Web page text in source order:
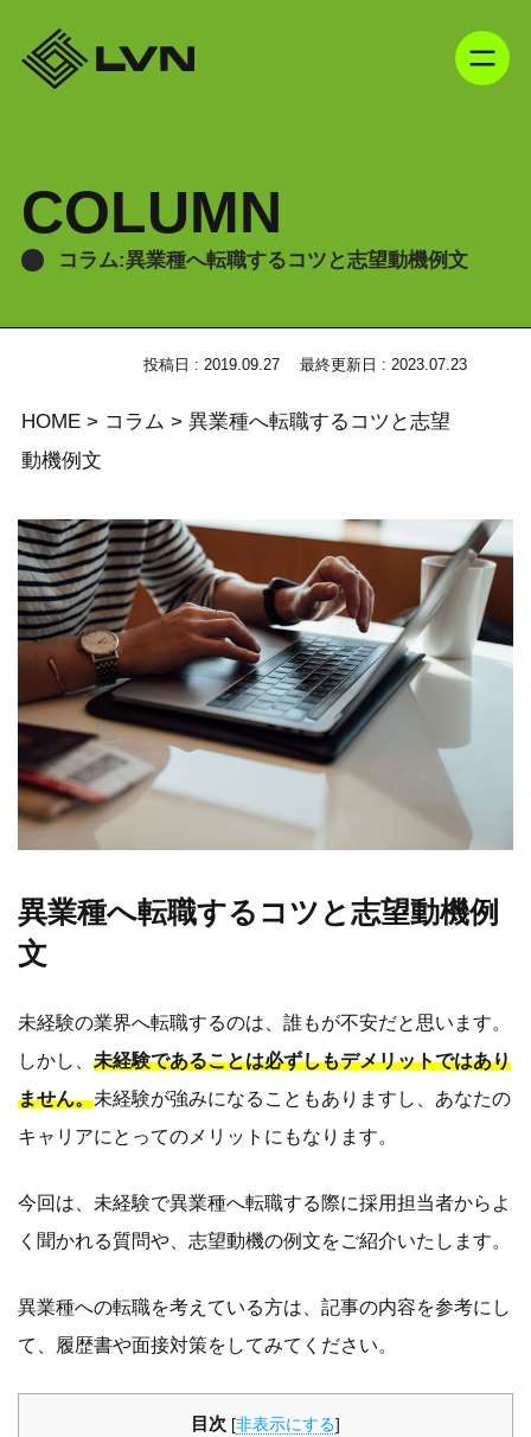
COLUMN
コラム:異業種へ転職するコツと志望動機例文
投稿日 : 2019.09.27 最終更新日 : 2023.07.23
HOME> コラム > 異業種へ転職するコツと志望
動機例文
異業種へ転職するコツと志望動機例
文
未経験の業界へ転職するのは、誰もが不安だと思います。
しかし、 未経験であることは必ずしもデメリットではあり
ません。未経験が強みになることもありますし、あなたの
キャリアにとってのメリットにもなります。
今回は、未経験で異業種へ転職する際に採用担当者からよ
く聞かれる質問や、志望動機の例文をご紹介いたします。
異業種への転職を考えている方は、記事の内容を参考にし
て、履歴書や面接対策をしてみてください。
目次 [非表示にする]